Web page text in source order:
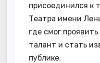
присоединился к
Театра имени
где смог
талант и стать
публике.